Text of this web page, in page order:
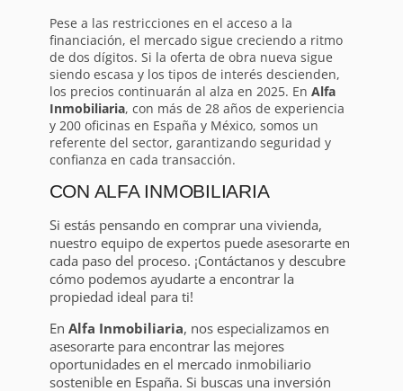
Pese a las restricciones en el acceso a la
financiación, el mercado sigue creciendo a ritmo
de dos dígitos. Si la oferta de obra nueva sigue
siendo escasa y los tipos de interés descienden,
los precios continuarán al alza en 2025. En Alfa
Inmobiliaria, con más de 28 años de experiencia
y 200 oficinas en España y México, somos un
referente del sector, garantizando seguridad y
confianza en cada transacción.
CON ALFA INMOBILIARIA
Si estás pensando en comprar una vivienda,
nuestro equipo de expertos puede asesorarte en
cada paso del proceso. ¡Contáctanos y descubre
cómo podemos ayudarte a encontrar la
propiedad ideal para ti!
En Alfa Inmobiliaria, nos especializamos en
asesorarte para encontrar las mejores
oportunidades en el mercado inmobiliario
sostenible en España. Si buscas una inversión